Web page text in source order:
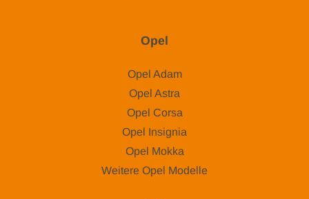
Opel
Opel Adam
Opel Astra
Opel Corsa
Opel Insignia
Opel Mokka
Weitere Opel Modelle